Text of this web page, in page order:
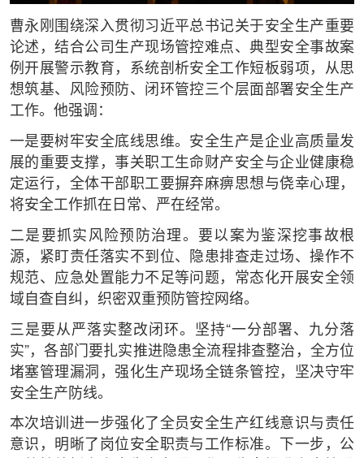
曹永刚围绕深入贯彻习近平总书记关于安全生产重要
论述，结合公司生产现场管控难点、典型安全事故案
例开展警示教育，系统剖析安全工作短板弱项，从思
想筑基、风险预防、闭环管控三个层面部署安全生产
工作。他强调：
一是要树牢安全底线思维。安全生产是企业高质量发
展的重要支撑，事关职工生命财产安全与企业健康稳
定运行，全体干部职工要摒弃麻痹思想与侥幸心理，
将安全工作抓在日常、严在经常。
二是要抓实风险预防治理。要以案为鉴深挖事故根
源，紧盯责任落实不到位、隐患排查走过场、操作不
规范、应急处置能力不足等问题，常态化开展安全领
域自查自纠，织密双重预防管控网络。
三是要从严落实整改闭环。坚持“一分部署、九分落
实”，各部门要扎实推进隐患全流程排查整治，全方位
堵塞管理漏洞，强化生产现场全链条管控，坚决守牢
安全生产防线。
本次培训进一步强化了全员安全生产红线意识与责任
意识，明晰了岗位安全职责与工作标准。下一步，公